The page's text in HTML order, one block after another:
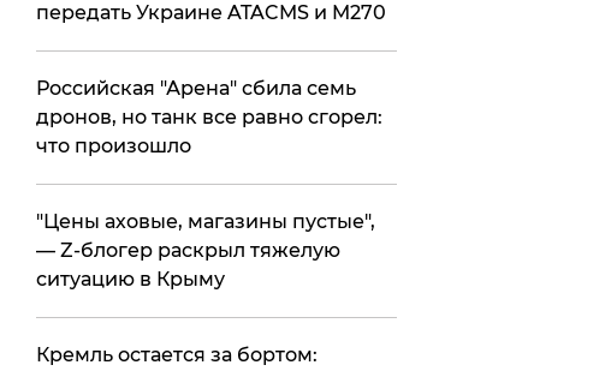
передать Украине ATACMS и M270
​Российская "Арена" сбила семь
дронов, но танк все равно сгорел:
что произошло
​"Цены аховые, магазины пустые",
— Z-блогер раскрыл тяжелую
ситуацию в Крыму
​Кремль остается за бортом: